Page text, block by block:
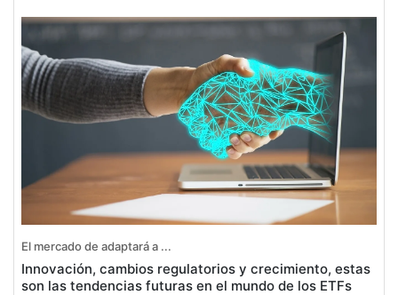
El mercado de adaptará a ...
Innovación, cambios regulatorios y crecimiento, estas
son las tendencias futuras en el mundo de los ETFs